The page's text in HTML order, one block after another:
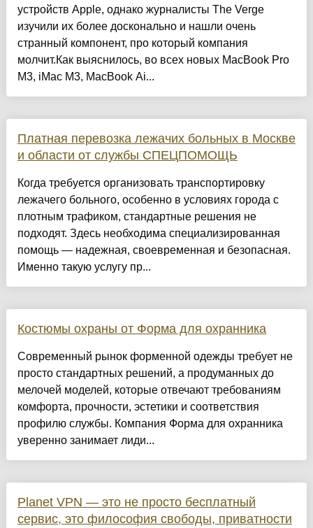
устройств Apple, однако журналисты The Verge
изучили их более досконально и нашли очень
странный компонент, про который компания
молчит.Как выяснилось, во всех новых MacBook Pro
M3, iMac M3, MacBook Ai...
Платная перевозка лежачих больных в Москве
и области от службы СПЕЦПОМОЩЬ
Когда требуется организовать транспортировку
лежачего больного, особенно в условиях города с
плотным трафиком, стандартные решения не
подходят. Здесь необходима специализированная
помощь — надежная, своевременная и безопасная.
Именно такую услугу пр...
Костюмы охраны от Форма для охранника
Современный рынок форменной одежды требует не
просто стандартных решений, а продуманных до
мелочей моделей, которые отвечают требованиям
комфорта, прочности, эстетики и соответствия
профилю службы. Компания Форма для охранника
уверенно занимает лиди...
Planet VPN — это не просто бесплатный
сервис, это философия свободы, приватности